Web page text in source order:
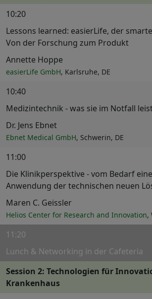
10:20
Lessons learned: easierLife, der
Von der Forschung zum Produkt
Annette Hoppe
easierLife GmbH, Karlsruhe, DE
10:40
Medizintechnik - was sie im Notfall
Dr. Jens Ebnet
Ebnet Medical GmbH, Schwerin, DE
11:00
Die Klinikperspektive - vom Bedarf
Anwendung der technischen neuen
Maren C. Geissler
Helios Center for Research and Innovation,
11:20
Lunch & Networking in der Cafeteria
Session 2: Technologien für
Krankenhaus